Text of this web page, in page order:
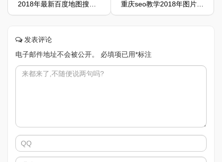
2018年最新百度地图搜索排名优化技巧
重庆seo教学2018年图片搜索排名优化教程
发表评论
电子邮件地址不会被公开。
必填项已用*标注